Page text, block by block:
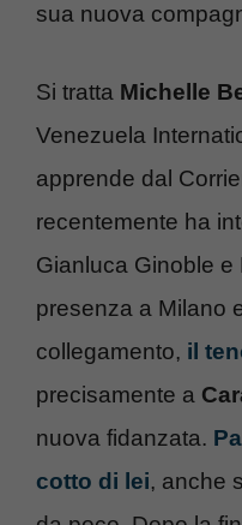
sua nuova
Si tratta Michelle
Venezuela
apprende dal
recentemente ha
Gianluca Ginoble e
presenza a Milano
collegamento, il
precisamente a
nuova fidanzata.
cotto di lei, anche